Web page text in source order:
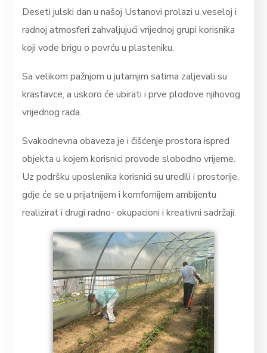
Deseti julski dan u našoj Ustanovi prolazi u veseloj i
radnoj atmosferi zahvaljujući vrijednoj grupi korisnika
koji vode brigu o povrću u plasteniku.
Sa velikom pažnjom u jutarnjim satima zaljevali su
krastavce, a uskoro će ubirati i prve plodove njihovog
vrijednog rada.
Svakodnevna obaveza je i čišćenje prostora ispred
objekta u kojem korisnici provode slobodno vrijeme.
Uz podršku uposlenika korisnici su uredili i prostorije,
gdje će se u prijatnijem i komfornijem ambijentu
realizirat i drugi radno- okupacioni i kreativni sadržaji.